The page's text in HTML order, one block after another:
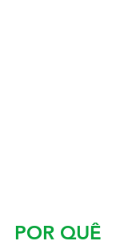
POR QUÊ